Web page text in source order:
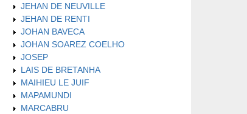
JEHAN DE NEUVILLE
JEHAN DE RENTI
JOHAN BAVECA
JOHAN SOAREZ COELHO
JOSEP
LAIS DE BRETANHA
MAIHIEU LE JUIF
MAPAMUNDI
MARCABRU